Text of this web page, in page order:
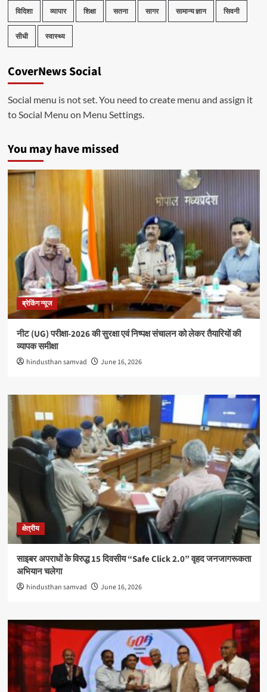
विदिशा व्यापार शिक्षा सतना सागर सामान्य ज्ञान सिवनी
सीधी स्वास्थ्य
CoverNews Social
Social menu is not set. You need to create menu and assign it
to Social Menu on Menu Settings.
You may have missed
ब्रेकिंग न्यूज
नीट (UG) परीक्षा-2026 की सुरक्षा एवं निष्पक्ष संचालन को लेकर तैयारियों की
व्यापक समीक्षा
hindusthan samvad June 16, 2026
क्षेत्रीय
साइबर अपराधों के विरुद्ध 15 दिवसीय “Safe Click 2.0” वृहद जनजागरूकता
अभियान चलेगा
hindusthan samvad June 16, 2026